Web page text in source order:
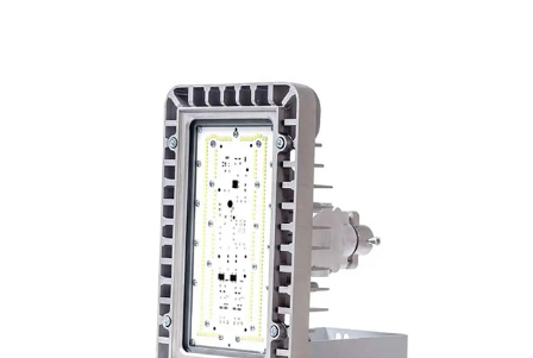
PANNELLI FOTOVOLTAICI
KIT INVERTER CON ACCUMULO
IMPIANTI FOTOVOLTAICI PER ABITAZIONI
INVERTER IMPIANTI CONNESSI IN RETE
KIT FOTOVOLTAICI PER IMPIANTI AD ISOLA
INVERTER IMPIANTI AD ISOLA
BATTERIE DI ACCUMULO